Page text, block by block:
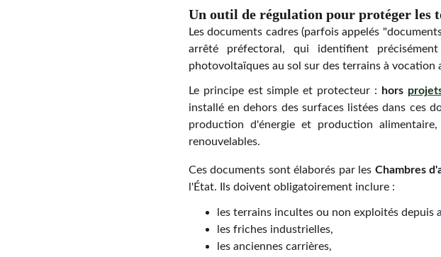
Un outil de régulation pour protéger les
Les documents cadres (parfois appelés
arrêté préfectoral, qui identifient
photovoltaïques au sol sur des terrains à vocation
Le principe est simple et protecteur : hors
installé en dehors des surfaces listées dans ces
production d'énergie et production
renouvelables.
Ces documents sont élaborés par les Chambres
l'État. Ils doivent obligatoirement inclure :
les terrains incultes ou non exploités depuis
les friches industrielles,
les anciennes carrières,